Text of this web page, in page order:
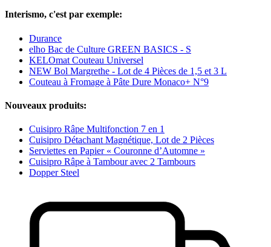
Interismo, c'est par exemple:
Durance
elho Bac de Culture GREEN BASICS - S
KELOmat Couteau Universel
NEW Bol Margrethe - Lot de 4 Pièces de 1,5 et 3 L
Couteau à Fromage à Pâte Dure Monaco+ N°9
Nouveaux produits:
Cuisipro Râpe Multifonction 7 en 1
Cuisipro Détachant Magnétique, Lot de 2 Pièces
Serviettes en Papier « Couronne d’Automne »
Cuisipro Râpe à Tambour avec 2 Tambours
Dopper Steel